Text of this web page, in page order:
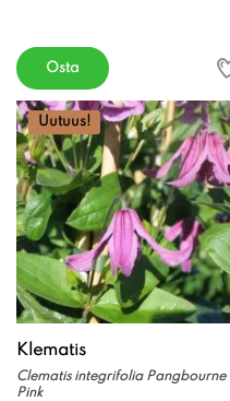
Osta
Uutuus!
Klematis
Clematis integrifolia Pangbourne
Pink